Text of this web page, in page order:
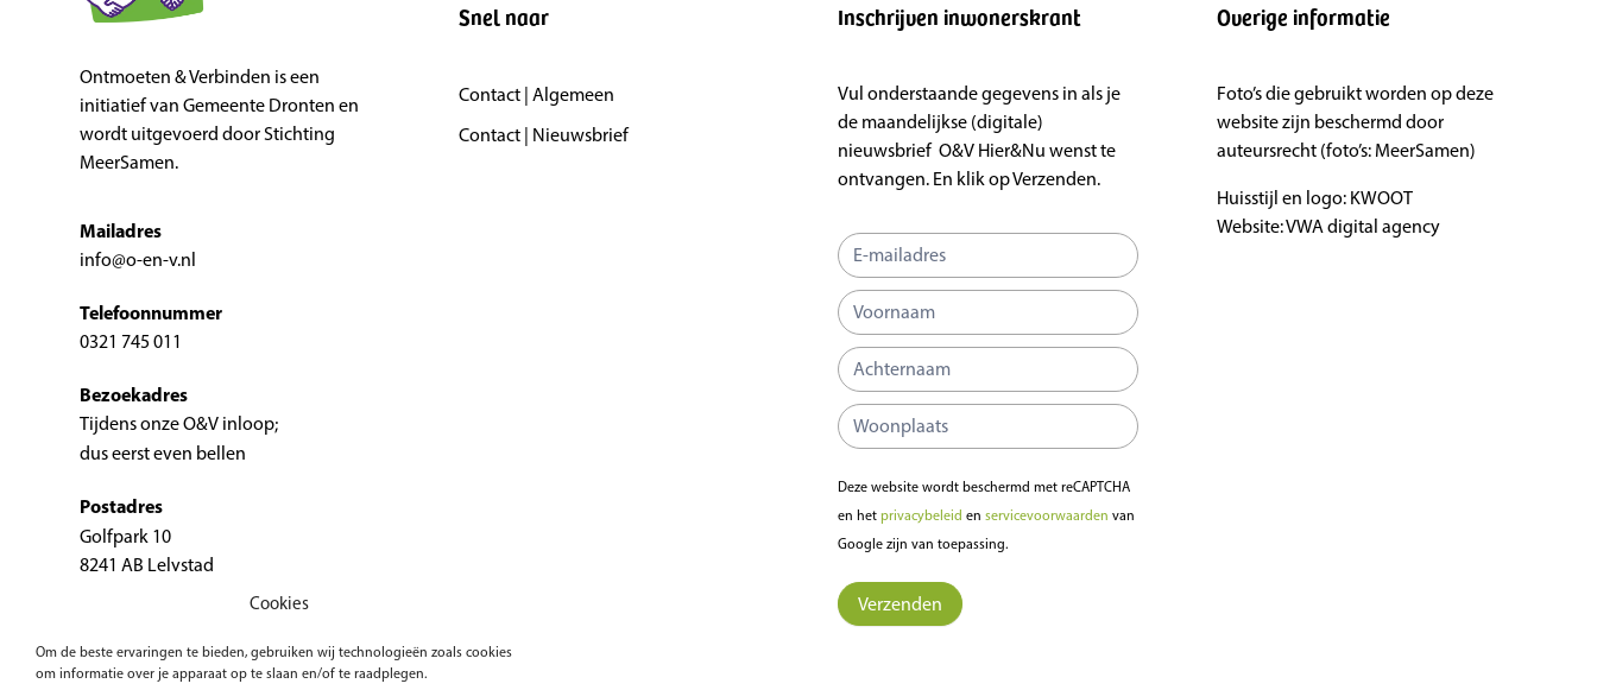
Cookies
Om de beste ervaringen te bieden, gebruiken wij technologieën zoals cookies
om informatie over je apparaat op te slaan en/of te raadplegen.
Ontmoeten & Verbinden is een
initiatief van Gemeente Dronten en
wordt uitgevoerd door Stichting
MeerSamen.
Mailadres
info@o-en-v.nl
Telefoonnummer
0321 745 011
Bezoekadres
Tijdens onze O&V inloop;
dus eerst even bellen
Postadres
Golfpark 10
8241 AB Lelystad
Snel naar
Contact | Algemeen
Contact | Nieuwsbrief
Inschrijven inwonerskrant
Vul onderstaande gegevens in als je
de maandelijkse (digitale)
nieuwsbrief O&V Hier&Nu wenst te
ontvangen. En klik op Verzenden.
Inschrijven
inwonerskrant
Deze website wordt beschermd met reCAPTCHA
en hetprivacybeleid enservicevoorwaarden van
Google zijn van toepassing.
Verzenden
Overige informatie
Foto’s die gebruikt worden op deze
website zijn beschermd door
auteursrecht (foto’s: MeerSamen)
Huisstijl en logo: KWOOT
Website: VWA digital agency